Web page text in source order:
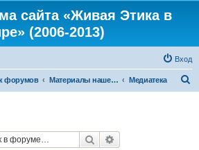
сайта «Живая Этика в
(2006-2013)
Вход
форумов Материалы нашего портала Медиатека
Поиск